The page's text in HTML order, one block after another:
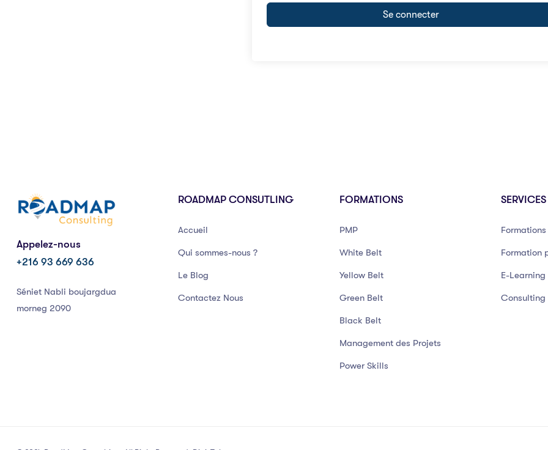
Se connecter
Appelez-nous
+216 93 669 636
Séniet Nabli boujargdua
morneg 2090
ROADMAP CONSUTLING
Accueil
Qui sommes-nous ?
Le Blog
Contactez Nous
FORMATIONS
PMP
White Belt
Yellow Belt
Green Belt
Black Belt
Management des Projets
Power Skills
SERVICES
Formation
E-Learning
Consulting